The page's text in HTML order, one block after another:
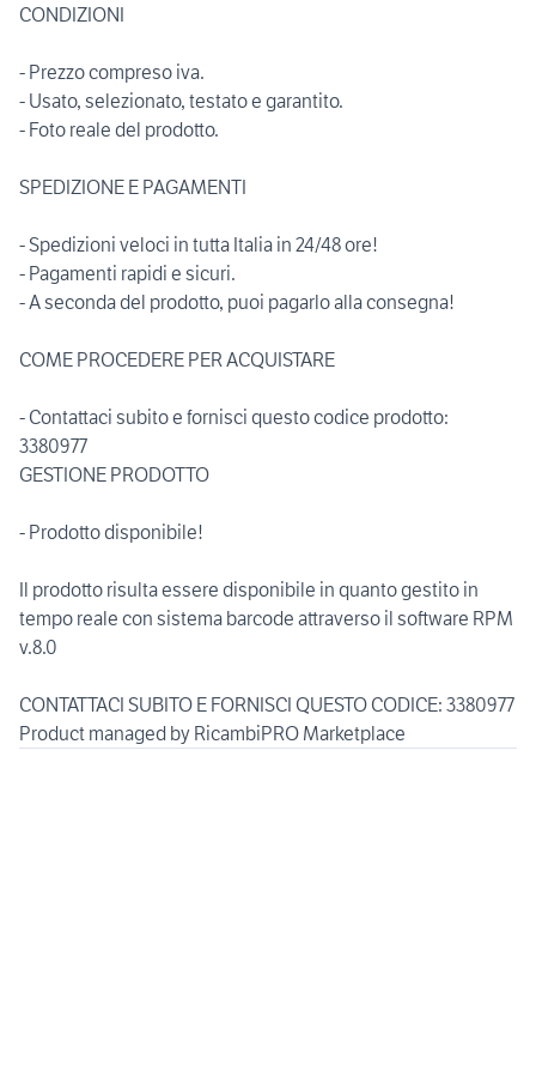
CONDIZIONI
- Prezzo compreso iva.
- Usato, selezionato, testato e garantito.
- Foto reale del prodotto.
SPEDIZIONE E PAGAMENTI
- Spedizioni veloci in tutta Italia in 24/48 ore!
- Pagamenti rapidi e sicuri.
- A seconda del prodotto, puoi pagarlo alla consegna!
COME PROCEDERE PER ACQUISTARE
- Contattaci subito e fornisci questo codice prodotto:
3380977
GESTIONE PRODOTTO
- Prodotto disponibile!
Il prodotto risulta essere disponibile in quanto gestito in
tempo reale con sistema barcode attraverso il software RPM
v.8.0
CONTATTACI SUBITO E FORNISCI QUESTO CODICE: 3380977
Product managed by RicambiPRO Marketplace